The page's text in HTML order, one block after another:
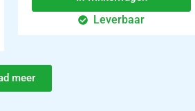
Leverbaar
meer